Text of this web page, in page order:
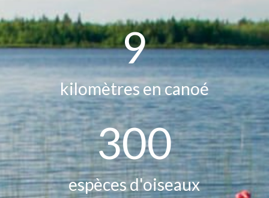
9
kilomètres en canoé
300
espèces d'oiseaux